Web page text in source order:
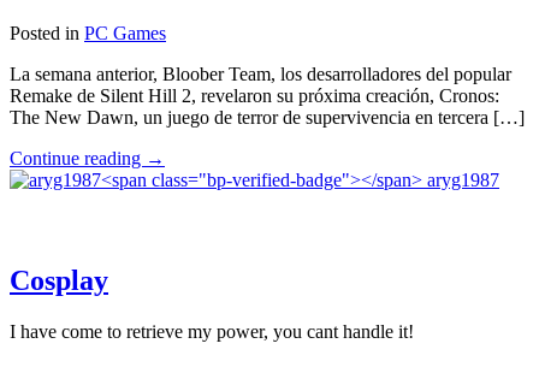
Disney
en
2025"
Posted in PC Games
La semana anterior, Bloober Team, los desarrolladores del popular
Remake de Silent Hill 2, revelaron su próxima creación, Cronos:
The New Dawn, un juego de terror de supervivencia en tercera […]
Continue reading "Cronos:
The
Team"
→
aryg1987
Cosplay
I have come to retrieve my power, you cant handle it!